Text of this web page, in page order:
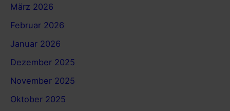
März 2026
Februar 2026
Januar 2026
Dezember 2025
November 2025
Oktober 2025